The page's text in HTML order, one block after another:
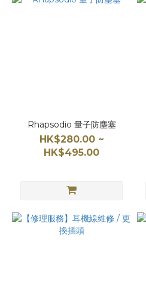
價格
Rhapsodio 量子防塵塞
HK$280.00 ~
HK$495.00